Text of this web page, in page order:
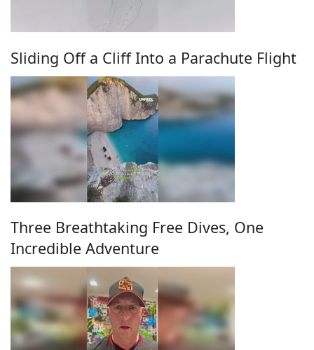
Sliding Off a Cliff Into a Parachute Flight
Three Breathtaking Free Dives, One
Incredible Adventure